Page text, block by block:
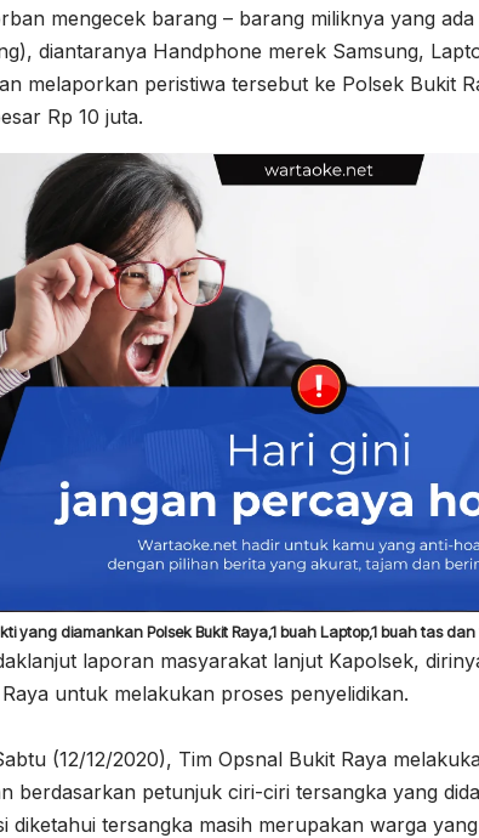
mengecek barang – barang miliknya yang
diantaranya Handphone merek Samsung,
melaporkan peristiwa tersebut ke Polsek Bukit
Rp 10 juta.
yang diamankan Polsek Bukit Raya,1 buah Laptop,1 buah tas
laporan masyarakat lanjut Kapolsek,
untuk melakukan proses penyelidikan.
(12/12/2020), Tim Opsnal Bukit Raya
berdasarkan petunjuk ciri-ciri tersangka yang
diketahui tersangka masih merupakan warga